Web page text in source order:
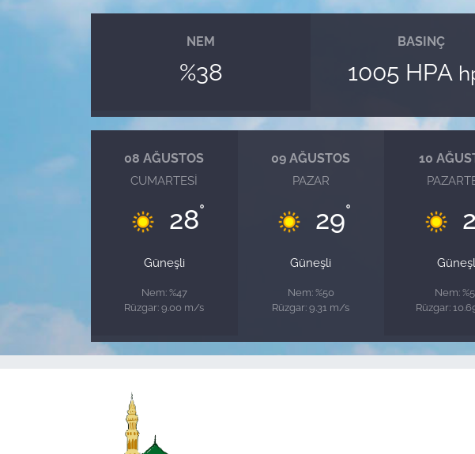
NEM
%38
BASINÇ
1005 HPA
08 AĞUSTOS
CUMARTESI
28°
Güneşli
Nem: %47
Rüzgar: 9.00 m/s
09 AĞUSTOS
PAZAR
29°
Güneşli
Nem: %50
Rüzgar: 9.31 m/s
10
Nem:
Rüzgar: